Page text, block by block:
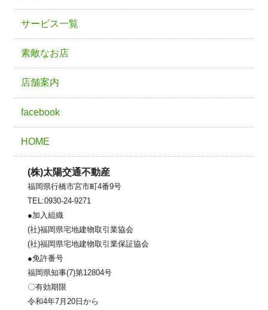
サービス一覧
素敵なお店
店舗案内
facebook
HOME
(株)太陽交通不動産
福岡県行橋市宮市町4番9号
TEL:0930-24-9271
●加入組織
(社)福岡県宅地建物取引業協会
(社)福岡県宅地建物取引業保証協会
●免許番号
福岡県知事(7)第12804号
〇有効期限
令和4年7月20日から